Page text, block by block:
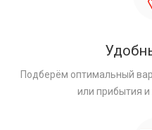
Подберём оптимальный
или прибытия и